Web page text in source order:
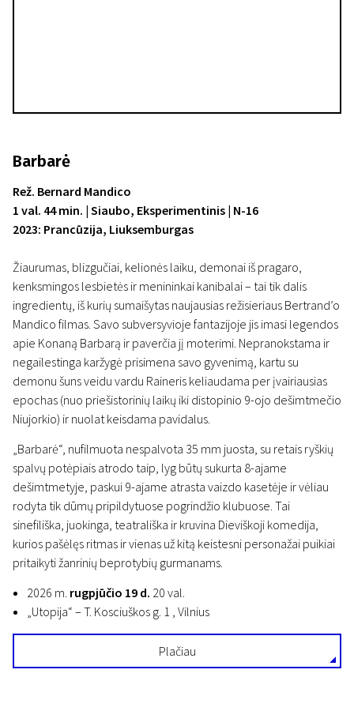
Barbarė
Rež. Bernard Mandico
1 val. 44 min. | Siaubo, Eksperimentinis | N-16
2023: Prancūzija, Liuksemburgas
Žiaurumas, blizgučiai, kelionės laiku, demonai iš pragaro,
kenksmingos lesbietės ir menininkai kanibalai – tai tik dalis
ingredientų, iš kurių sumaišytas naujausias režisieriaus Bertrand’o
Mandico filmas. Savo subversyvioje fantazijoje jis imasi legendos
apie Konaną Barbarą ir paverčia jį moterimi. Nepranokstama ir
negailestinga karžygė prisimena savo gyvenimą, kartu su
demonu šuns veidu vardu Raineris keliaudama per įvairiausias
epochas (nuo priešistorinių laikų iki distopinio 9-ojo dešimtmečio
Niujorkio) ir nuolat keisdama pavidalus.
„Barbarė“, nufilmuota nespalvota 35 mm juosta, su retais ryškių
spalvų potėpiais atrodo taip, lyg būtų sukurta 8-ajame
dešimtmetyje, paskui 9-ajame atrasta vaizdo kasetėje ir vėliau
rodyta tik dūmų pripildytuose pogrindžio klubuose. Tai
sinefiliška, juokinga, teatrališka ir kruvina Dieviškoji komedija,
kurios pašėlęs ritmas ir vienas už kitą keistesni personažai puikiai
pritaikyti žanrinių beprotybių gurmanams.
2026 m. rugpjūčio 19 d. 20 val.
„Utopija“ – T. Kosciuškos g. 1 , Vilnius
Plačiau